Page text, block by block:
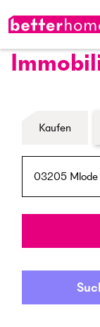
Formular
Kaufen
Umkreis